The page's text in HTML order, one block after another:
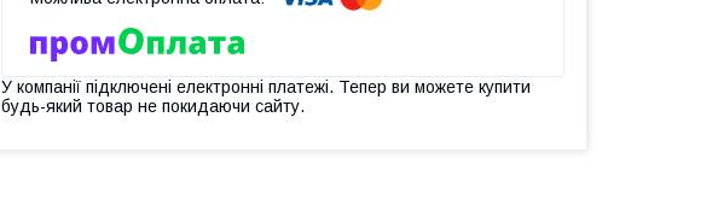
У компанії підключені електронні платежі. Тепер ви можете купити
будь-який товар не покидаючи сайту.